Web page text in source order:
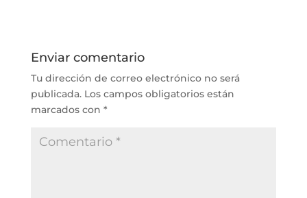
Enviar comentario
Tu dirección de correo electrónico no será
publicada. Los campos obligatorios están
marcados con *